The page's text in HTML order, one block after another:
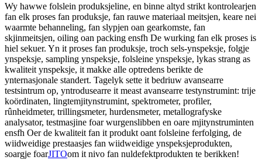
Wy hawwe folslein produksjeline, en binne altyd strikt kontrolearjen
fan elk proses fan produksje, fan rauwe materiaal meitsjen, keare nei
waarmte behanneling, fan slypjen oan gearkomste, fan
skjinmeitsjen, oiling oan packing ensfh De wurking fan elk proses is
hiel sekuer. Yn it proses fan produksje, troch sels-ynspeksje, folgje
ynspeksje, sampling ynspeksje, folsleine ynspeksje, lykas strang as
kwaliteit ynspeksje, it makke alle optredens berikte de
ynternasjonale standert. Tagelyk sette it bedriuw avansearre
testsintrum op, yntrodusearre it meast avansearre testynstrumint: trije
koördinaten, lingtemjitynstrumint, spektrometer, profiler,
rûnheidmeter, trillingsmeter, hurdensmeter, metallografyske
analysator, testmasjine foar wurgenslibben en oare mjitynstruminten
ensfh Oer de kwaliteit fan it produkt oant folsleine ferfolging, de
wiidweidige prestaasjes fan wiidweidige ynspeksjeprodukten,
soargje foarJITOom it nivo fan nuldefektprodukten te berikken!